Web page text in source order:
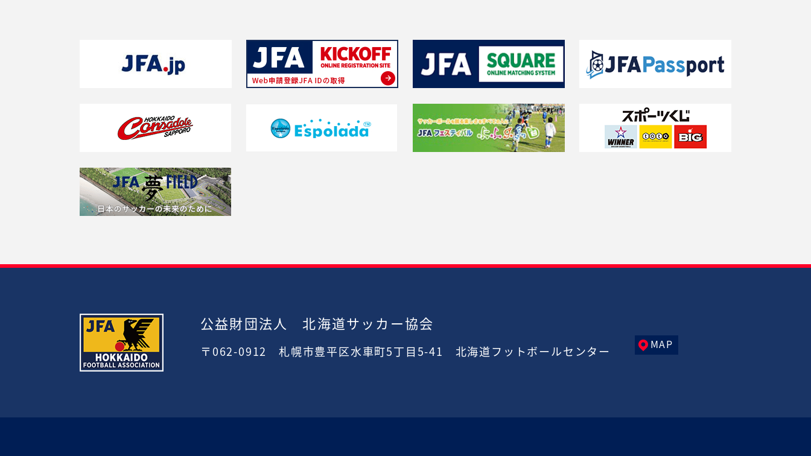
公益財団法人 北海道サッカー協会
〒062-0912 札幌市豊平区水車町5丁目5-41 北海道フットボールセンター MAP